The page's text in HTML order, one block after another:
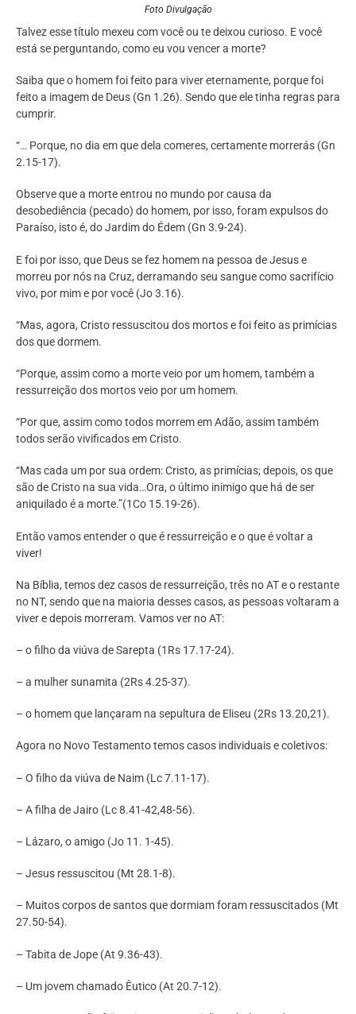
Foto Divulgação
Talvez esse título mexeu com você ou te deixou curioso. E você
está se perguntando, como eu vou vencer a morte?
Saiba que o homem foi feito para viver eternamente, porque foi
feito a imagem de Deus (Gn 1.26). Sendo que ele tinha regras para
cumprir.
“… Porque, no dia em que dela comeres, certamente morrerás (Gn
2.15-17).
Observe que a morte entrou no mundo por causa da
desobediência (pecado) do homem, por isso, foram expulsos do
Paraíso, isto é, do Jardim do Édem (Gn 3.9-24).
E foi por isso, que Deus se fez homem na pessoa de Jesus e
morreu por nós na Cruz, derramando seu sangue como sacrifício
vivo, por mim e por você (Jo 3.16).
“Mas, agora, Cristo ressuscitou dos mortos e foi feito as primícias
dos que dormem.
“Porque, assim como a morte veio por um homem, também a
ressurreição dos mortos veio por um homem.
“Por que, assim como todos morrem em Adão, assim também
todos serão vivificados em Cristo.
“Mas cada um por sua ordem: Cristo, as primícias; depois, os que
são de Cristo na sua vida…Ora, o último inimigo que há de ser
aniquilado é a morte.”(1Co 15.19-26).
Então vamos entender o que é ressurreição e o que é voltar a
viver!
Na Bíblia, temos dez casos de ressurreição, três no AT e o restante
no NT, sendo que na maioria desses casos, as pessoas voltaram a
viver e depois morreram. Vamos ver no AT:
– o filho da viúva de Sarepta (1Rs 17.17-24).
– a mulher sunamita (2Rs 4.25-37).
– o homem que lançaram na sepultura de Eliseu (2Rs 13.20,21).
Agora no Novo Testamento temos casos individuais e coletivos:
– O filho da viúva de Naim (Lc 7.11-17).
– A filha de Jairo (Lc 8.41-42,48-56).
– Lázaro, o amigo (Jo 11. 1-45).
– Jesus ressuscitou (Mt 28.1-8).
– Muitos corpos de santos que dormiam foram ressuscitados (Mt
27.50-54).
– Tabita de Jope (At 9.36-43).
– Um jovem chamado Êutico (At 20.7-12).